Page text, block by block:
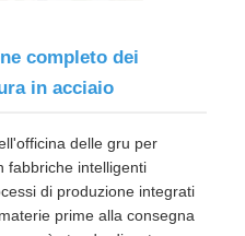
completo dei
in acciaio
delle gru per
fabbriche intelligenti
di produzione integrati
prime alla consegna